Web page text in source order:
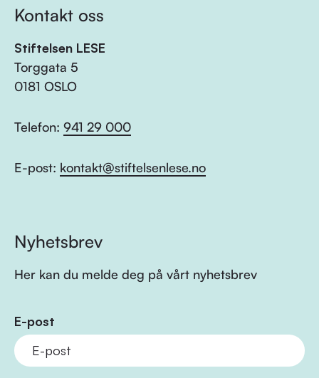
Kontakt oss
Stiftelsen LESE
Torggata 5
0181 OSLO
Telefon: 941 29 000
E-post: kontakt@stiftelsenlese.no
Nyhetsbrev
Her kan du melde deg på vårt nyhetsbrev
E-post